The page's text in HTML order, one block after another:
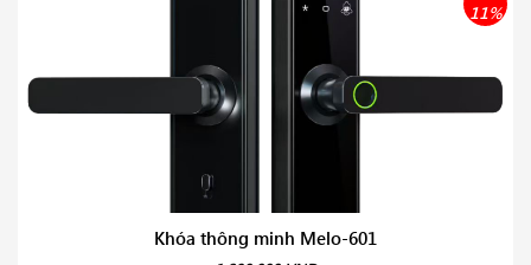
Khóa thông minh Melo-601
11%